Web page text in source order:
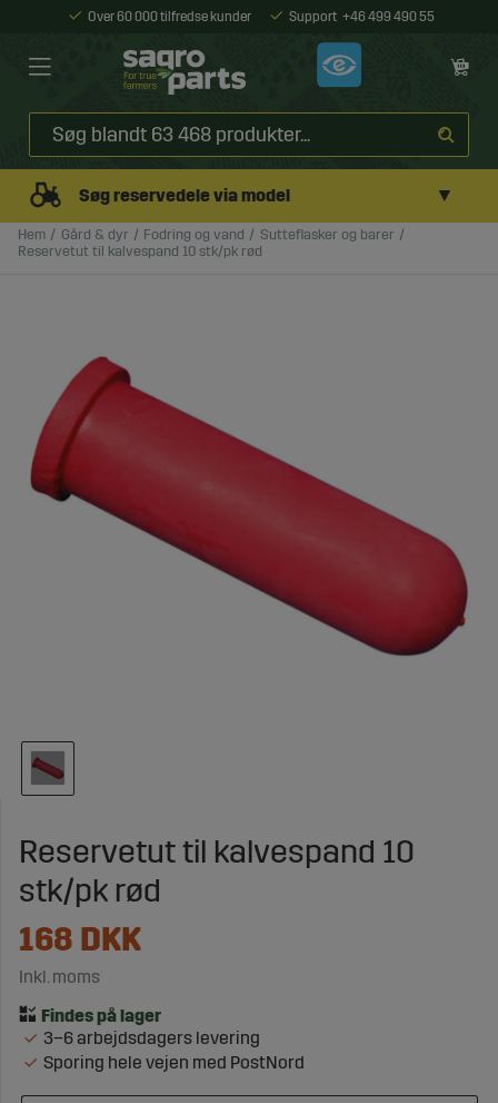
Over 60 000 tilfredse kunder Support +46 499 490 55
Søg reservedele via model ▼
Hem Gård & dyr Fodring og vand
Sutteflasker og barer
Reservetut til kalvespand 10 stk/pk rød
Reservetut til kalvespand 10
stk/pk rød
168 DKK
Inkl. moms
3–6 arbejdsdagers levering
Sporing hele vejen med PostNord